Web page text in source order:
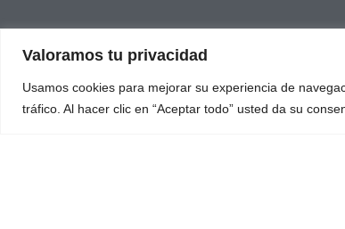
Valoramos tu privacidad
Usamos cookies para mejorar su experiencia de
tráfico. Al hacer clic en “Aceptar todo” usted da su